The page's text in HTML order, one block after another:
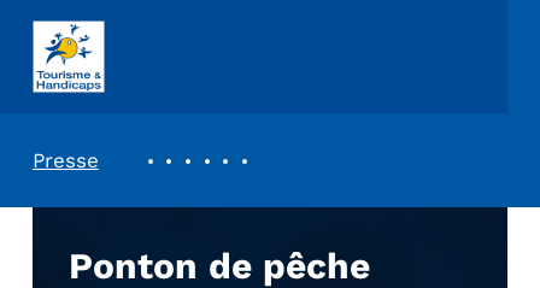
ASSOCIATION TOURISME ET HANDICAPS
Presse
Ponton de pêche